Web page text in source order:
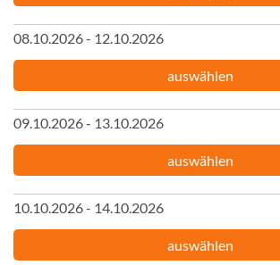
08.10.2026 - 12.10.2026
auswählen
09.10.2026 - 13.10.2026
auswählen
10.10.2026 - 14.10.2026
auswählen